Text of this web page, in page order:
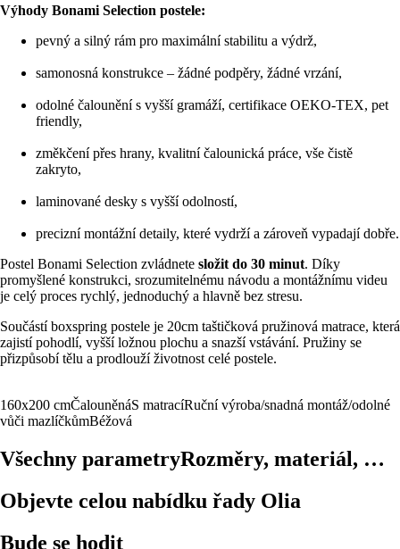
Výhody Bonami Selection postele:
pevný a silný rám pro maximální stabilitu a výdrž,
samonosná konstrukce – žádné podpěry, žádné vrzání,
odolné čalounění s vyšší gramáží, certifikace OEKO-TEX, pet
friendly,
změkčení přes hrany, kvalitní čalounická práce, vše čistě
zakryto,
laminované desky s vyšší odolností,
precizní montážní detaily, které vydrží a zároveň vypadají dobře.
Postel Bonami Selection zvládnete složit do 30 minut. Díky
promyšlené konstrukci, srozumitelnému návodu a montážnímu videu
je celý proces rychlý, jednoduchý a hlavně bez stresu.
Součástí boxspring postele je 20cm taštičková pružinová matrace, která
zajistí pohodlí, vyšší ložnou plochu a snazší vstávání. Pružiny se
přizpůsobí tělu a prodlouží životnost celé postele.
160x200 cmČalouněnáS matracíRuční výroba/snadná montáž/odolné
vůči mazlíčkůmBéžová
Všechny parametryRozměry, materiál, …
Objevte celou nabídku řady Olia
Bude se hodit